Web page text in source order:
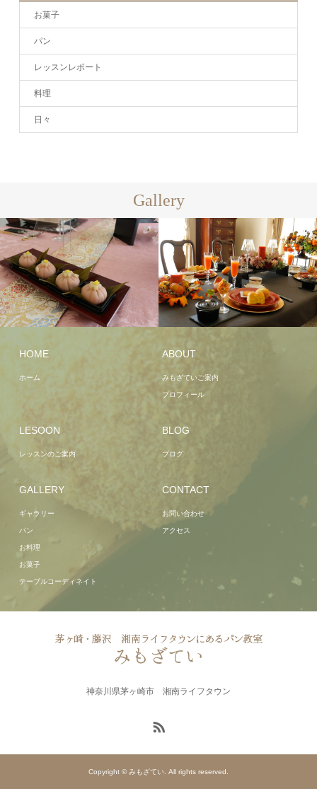
お菓子
パン
レッスンレポート
料理
日々
Gallery
HOME
ホーム
ABOUT
みもざていご案内
プロフィール
LESOON
レッスンのご案内
BLOG
ブログ
GALLERY
ギャラリー
パン
お料理
お菓子
テーブルコーディネイト
CONTACT
お問い合わせ
アクセス
神奈川県茅ヶ崎市 湘南ライフタウン
Copyright © みもざてい. All rights reserved.